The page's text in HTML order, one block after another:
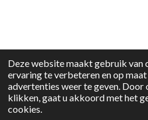
Deze website maakt gebruik van
ervaring te verbeteren en op
advertenties weer te geven. Door
klikken, gaat u akkoord met het
cookies.
© 2024 - 2026 Style2Maria
Powered by